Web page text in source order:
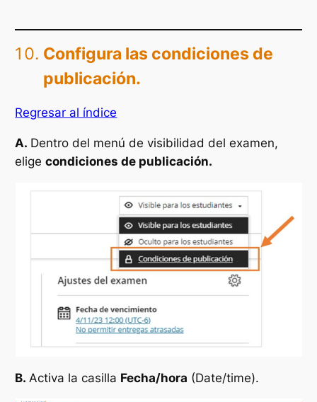
Configura las condiciones de
publicación.
Regresar al índice
A. Dentro del menú de visibilidad del examen,
eligecondiciones de publicación.
B. Activa la casilla Fecha/hora (Date/time).